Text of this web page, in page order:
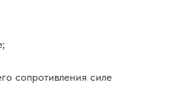
сопротивления силе